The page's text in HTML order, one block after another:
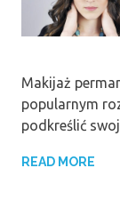
Makijaż
popularnym
podkreślić
READ MORE